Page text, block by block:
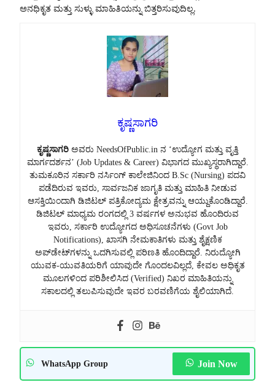
ಅನಧಿಕೃತ ಮತ್ತು ಸುಳ್ಳು ಮಾಹಿತಿಯನ್ನು ಬಿತ್ತರಿಸುವುದಿಲ್ಲ.
ಕೃಷ್ಣಸಾಗರಿ
ಕೃಷ್ಣಸಾಗರಿ ಅವರು NeedsOfPublic.in ನ ‘ಉದ್ಯೋಗ ಮತ್ತು ವೃತ್ತಿ
ಮಾರ್ಗದರ್ಶನ’ (Job Updates & Career) ವಿಭಾಗದ ಮುಖ್ಯಸ್ಥರಾಗಿದ್ದಾರೆ.
ತುಮಕೂರಿನ ಸರ್ಕಾರಿ ನರ್ಸಿಂಗ್ ಕಾಲೇಜಿನಿಂದ B.Sc (Nursing) ಪದವಿ
ಪಡೆದಿರುವ ಇವರು, ಸಾರ್ವಜನಿಕ ಜಾಗೃತಿ ಮತ್ತು ಮಾಹಿತಿ ನೀಡುವ
ಆಸಕ್ತಿಯಿಂದಾಗಿ ಡಿಜಿಟಲ್ ಪತ್ರಿಕೋದ್ಯಮ ಕ್ಷೇತ್ರವನ್ನು ಆಯ್ದುಕೊಂಡಿದ್ದಾರೆ.
ಡಿಜಿಟಲ್ ಮಾಧ್ಯಮ ರಂಗದಲ್ಲಿ 3 ವರ್ಷಗಳ ಅನುಭವ ಹೊಂದಿರುವ
ಇವರು, ಸರ್ಕಾರಿ ಉದ್ಯೋಗದ ಅಧಿಸೂಚನೆಗಳು (Govt Job
Notifications), ಖಾಸಗಿ ನೇಮಕಾತಿಗಳು ಮತ್ತು ಶೈಕ್ಷಣಿಕ
ಅಪ್‌ಡೇಟ್‌ಗಳನ್ನು ಒದಗಿಸುವಲ್ಲಿ ಪರಿಣತಿ ಹೊಂದಿದ್ದಾರೆ. ನಿರುದ್ಯೋಗಿ
ಯುವಕ-ಯುವತಿಯರಿಗೆ ಯಾವುದೇ ಗೊಂದಲವಿಲ್ಲದೆ, ಕೇವಲ ಅಧಿಕೃತ
ಮೂಲಗಳಿಂದ ಪರಿಶೀಲಿಸಿದ (Verified) ನಿಖರ ಮಾಹಿತಿಯನ್ನು
ಸಕಾಲದಲ್ಲಿ ತಲುಪಿಸುವುದೇ ಇವರ ಬರವಣಿಗೆಯ ಶೈಲಿಯಾಗಿದೆ.
WhatsApp Group Join Now